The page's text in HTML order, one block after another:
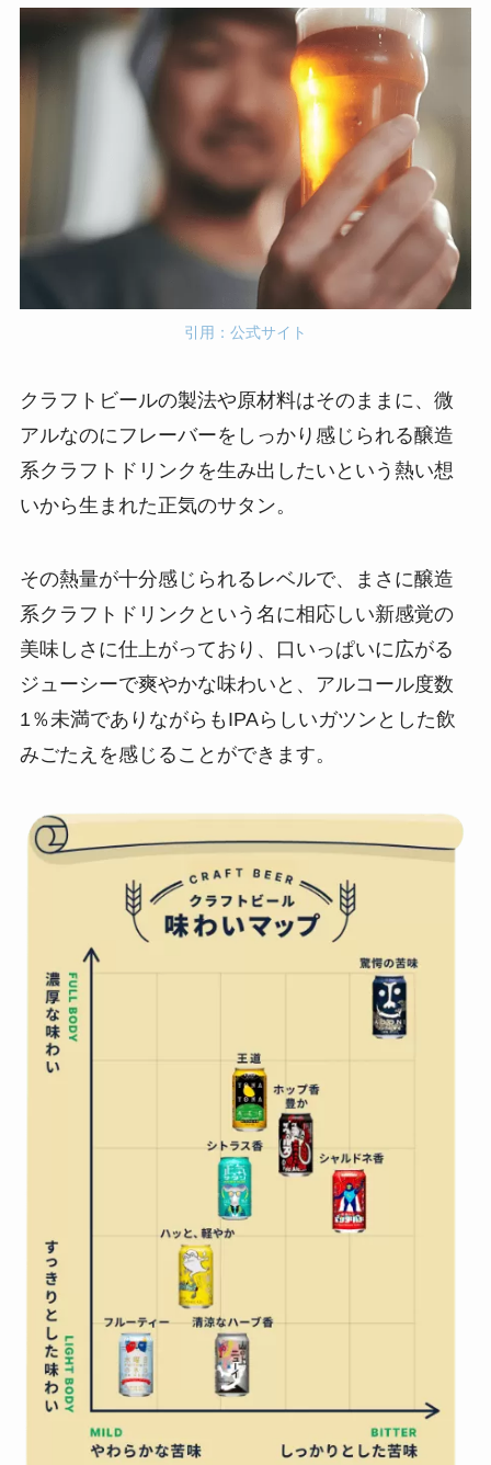
引用：公式サイト
クラフトビールの製法や原材料はそのままに、微
アルなのにフレーバーをしっかり感じられる醸造
系クラフトドリンクを生み出したいという熱い想
いから生まれた正気のサタン。
その熱量が十分感じられるレベルで、まさに醸造
系クラフトドリンクという名に相応しい新感覚の
美味しさに仕上がっており、口いっぱいに広がる
ジューシーで爽やかな味わいと、アルコール度数
1％未満でありながらもIPAらしいガツンとした飲
みごたえを感じることができます。